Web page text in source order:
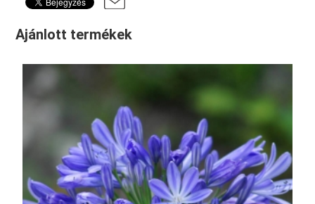
Ajánlott termékek